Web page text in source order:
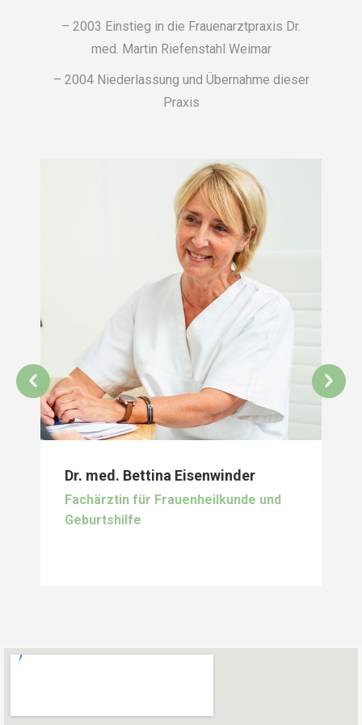
– 2003 Einstieg in die Frauenarztpraxis Dr.
med. Martin Riefenstahl Weimar
– 2004 Niederlassung und Übernahme dieser
Praxis
Dr. med. Bettina Eisenwinder
Fachärztin für Frauenheilkunde und
Geburtshilfe